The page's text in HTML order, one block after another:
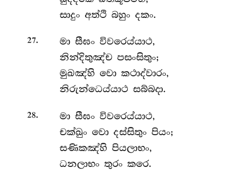
සාදුං අත්ථි බහුං දකං.
27. මා සීඝං විවරෙය්යාථ,
නින්දිතුඤ්ච පසංසිතුං;
මුඛඤ්හි වො කථාද්වාරං,
නිරුන්ධෙය්යාථ සබ්බදා.
28. මා සීඝං විවරෙය්යාථ,
චක්ඛුං වො දස්සිතුං පියං;
සණිකඤ්හි පියලාභං,
ධනලාභං තුරං කරෙ.